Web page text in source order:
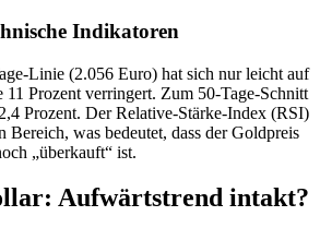
Indikatoren
Linie (2.056 Euro) hat sich nur leicht auf
11 Prozent verringert. Zum 50-Tage-Schnitt
Prozent. Der Relative-Stärke-Index (RSI)
Bereich, was bedeutet, dass der Goldpreis
„überkauft“ ist.
Aufwärtstrend intakt?